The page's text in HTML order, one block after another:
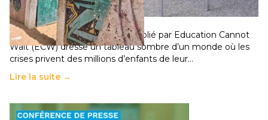
population
11 juillet 2026- National
Un nouveau rapport mondial publié par Education Cannot
Wait (ECW) dresse un tableau sombre d’un monde où les
crises privent des millions d’enfants de leur…
Lire la suite →